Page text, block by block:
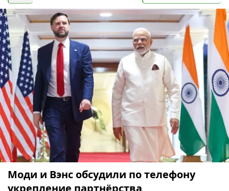
Моди и Вэнс обсудили по телефону